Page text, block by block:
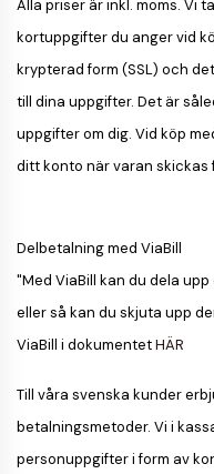
Alla priser är inkl. moms. Vi
kortuppgifter du anger vid
krypterad form (SSL) och
till dina uppgifter. Det är
uppgifter om dig. Vid köp
ditt konto när varan skickas
Delbetalning med ViaBill
"Med ViaBill kan du dela
eller så kan du skjuta upp
ViaBill i dokumentetHÄR
Till våra svenska kunder
betalningsmetoder. Vi i
personuppgifter i form av